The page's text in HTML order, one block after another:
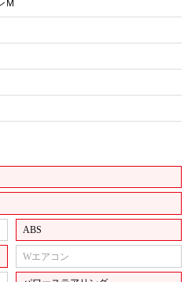
Ｍ
ABS
Wエアコン